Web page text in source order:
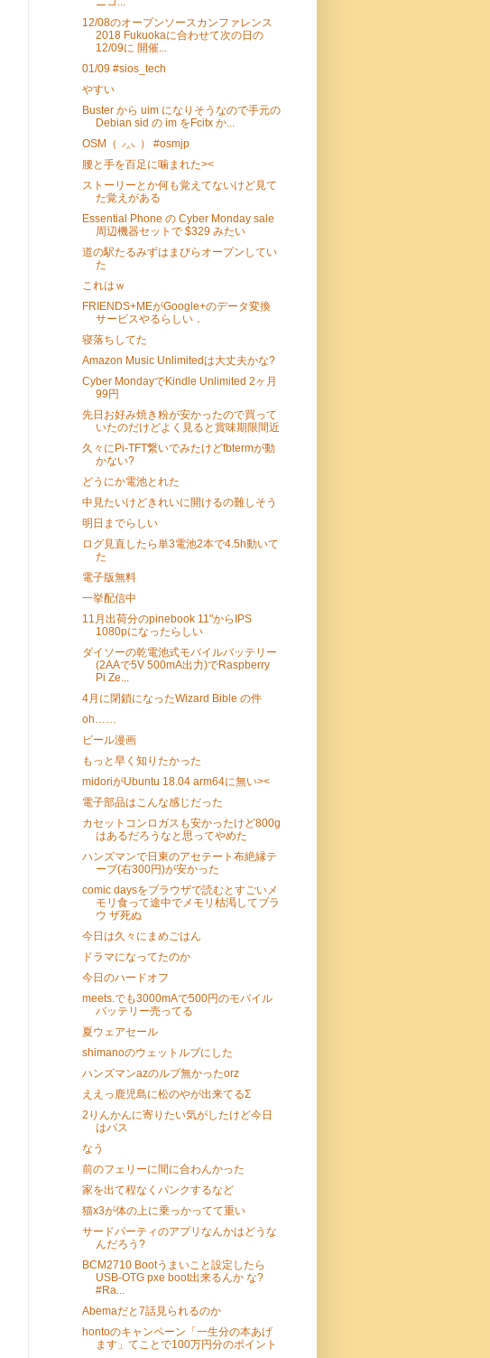
12/08のオープンソースカンファレンス
2018 Fukuokaに合わせて次の日の
12/09に 開催...
01/09 #sios_tech
やすい
Buster から uim になりそうなので手元の
Debian sid の im をFcitx か...
OSM（◞‸◟） #osmjp
腰と手を百足に噛まれた><
ストーリーとか何も覚えてないけど見て
た覚えがある
Essential Phone の Cyber Monday sale
周辺機器セットで $329 みたい
道の駅たるみずはまびらオープンしてい
た
これはｗ
FRIENDS+MEがGoogle+のデータ変換
サービスやるらしい．
寝落ちしてた
Amazon Music Unlimitedは大丈夫かな?
Cyber MondayでKindle Unlimited 2ヶ月
99円
先日お好み焼き粉が安かったので買って
いたのだけどよく見ると賞味期限間近
久々にPi-TFT繋いでみたけどfbtermが動
かない?
どうにか電池とれた
中見たいけどきれいに開けるの難しそう
明日までらしい
ログ見直したら単3電池2本で4.5h動いて
た
電子版無料
一挙配信中
11月出荷分のpinebook 11"からIPS
1080pになったらしい
ダイソーの乾電池式モバイルバッテリー
(2AAで5V 500mA出力)でRaspberry
Pi Ze...
4月に閉鎖になったWizard Bible の件
oh……
ビール漫画
もっと早く知りたかった
midoriがUbuntu 18.04 arm64に無い><
電子部品はこんな感じだった
カセットコンロガスも安かったけど800g
はあるだろうなと思ってやめた
ハンズマンで日東のアセテート布絶縁テ
ープ(右300円)が安かった
comic daysをブラウザで読むとすごいメ
モリ食って途中でメモリ枯渇してブラ
ウ ザ死ぬ
今日は久々にまめごはん
ドラマになってたのか
今日のハードオフ
meets.でも3000mAで500円のモバイル
バッテリー売ってる
夏ウェアセール
shimanoのウェットルブにした
ハンズマンazのルブ無かったorz
ええっ鹿児島に松のやが出来てるΣ
2りんかんに寄りたい気がしたけど今日
はパス
なう
前のフェリーに間に合わんかった
家を出て程なくパンクするなど
猫x3が体の上に乗っかってて重い
サードパーティのアプリなんかはどうな
んだろう?
BCM2710 Bootうまいこと設定したら
USB-OTG pxe boot出来るんか な?
#Ra...
Abemaだと7話見られるのか
hontoのキャンペーン「一生分の本あげ
ます」てことで100万円分のポイント